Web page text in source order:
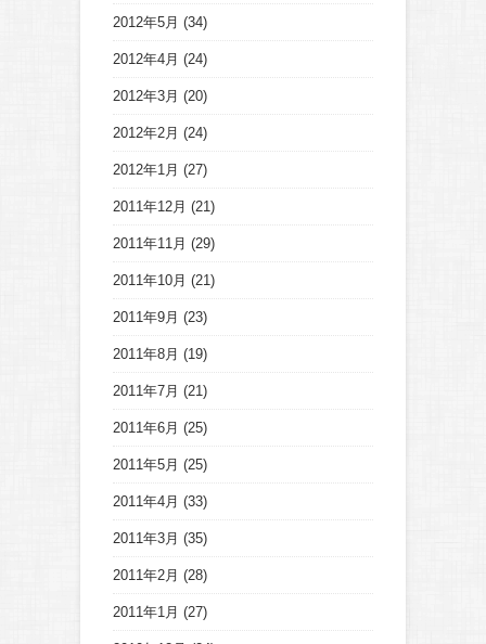
2012年5月 (34)
2012年4月 (24)
2012年3月 (20)
2012年2月 (24)
2012年1月 (27)
2011年12月 (21)
2011年11月 (29)
2011年10月 (21)
2011年9月 (23)
2011年8月 (19)
2011年7月 (21)
2011年6月 (25)
2011年5月 (25)
2011年4月 (33)
2011年3月 (35)
2011年2月 (28)
2011年1月 (27)